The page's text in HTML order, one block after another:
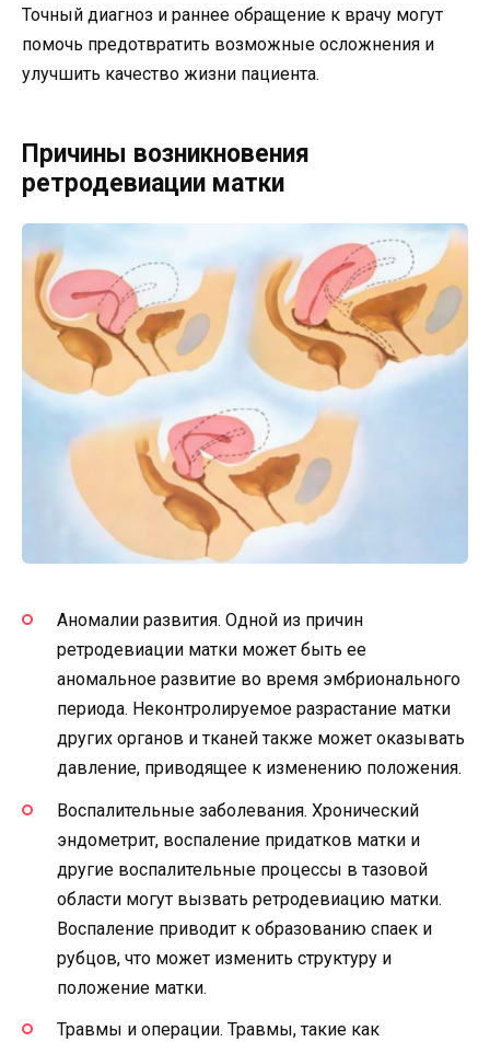
Точный диагноз и раннее обращение к врачу могут
помочь предотвратить возможные осложнения и
улучшить качество жизни пациента.
Причины возникновения
ретродевиации матки
Аномалии развития. Одной из причин
ретродевиации матки может быть ее
аномальное развитие во время эмбрионального
периода. Неконтролируемое разрастание матки
других органов и тканей также может оказывать
давление, приводящее к изменению положения.
Воспалительные заболевания. Хронический
эндометрит, воспаление придатков матки и
другие воспалительные процессы в тазовой
области могут вызвать ретродевиацию матки.
Воспаление приводит к образованию спаек и
рубцов, что может изменить структуру и
положение матки.
Травмы и операции. Травмы, такие как